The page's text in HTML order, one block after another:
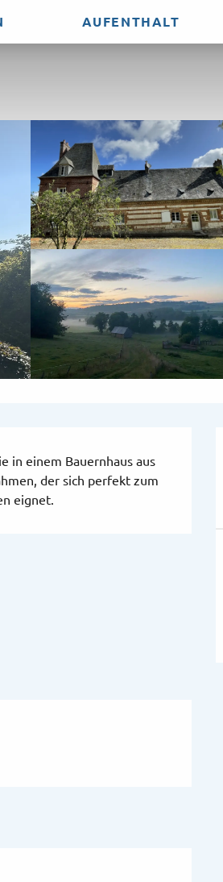
AUFENTHALT
in einem Bauernhaus aus
der sich perfekt zum
eignet.